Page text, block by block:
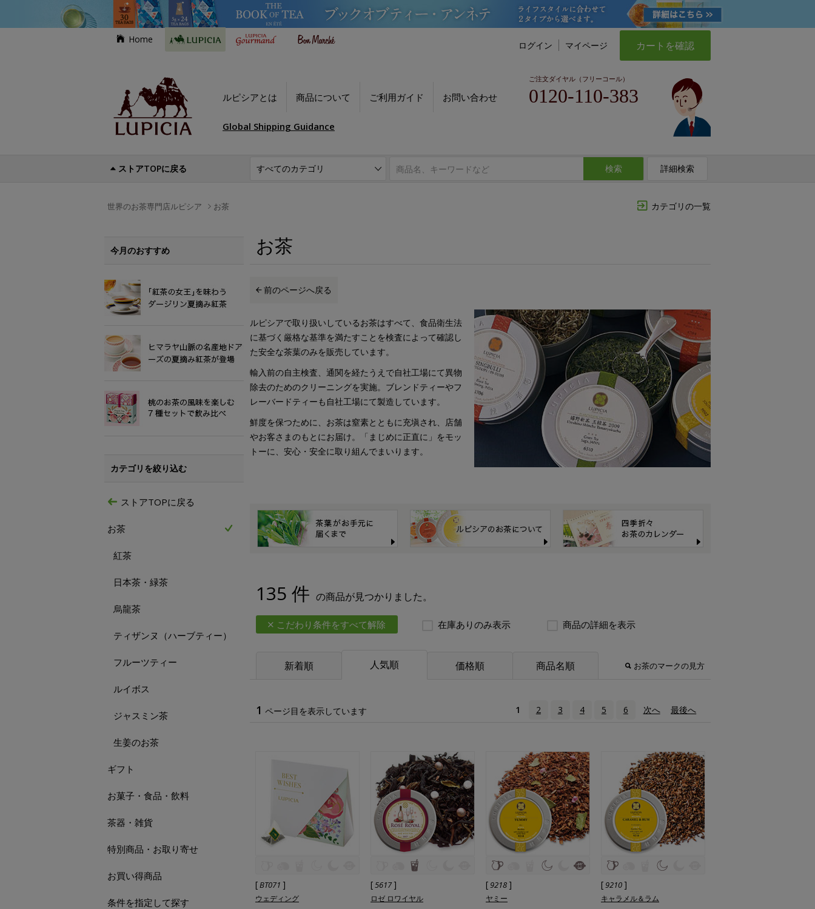
Home
ログイン マイページ カートを確認
ルピシアとは 商品について ご利用ガイド お問い合わせ
ご注文ダイヤル（フリーコール）
0120-110-383
Global Shipping Guidance
ストアTOPに戻る 検索 詳細検索
カテゴリの一覧
世界のお茶専門店ルピシア お茶
お茶
前のページへ戻る
ルピシアで取り扱いしているお茶はすべて、食品衛生法
に基づく厳格な基準を満たすことを検査によって確認し
た安全な茶葉のみを販売しています。
輸入前の自主検査、通関を経たうえで自社工場にて異物
除去のためのクリーニングを実施。ブレンドティーやフ
レーバードティーも自社工場にて製造しています。
鮮度を保つために、お茶は窒素とともに充塡され、店舗
やお客さまのもとにお届け。「まじめに正直に」をモッ
トーに、安心・安全に取り組んでまいります。
135 件 の商品が見つかりました。
こだわり条件をすべて解除 在庫ありのみ表示 商品の詳細を表示
新着順 人気順 価格順 商品名順 お茶のマークの見方
1 ページ目を表示しています 1 2 3 4 5 6 次へ 最後へ
[BT071 ]
ウェディング
[5617 ]
ロゼ ロワイヤル
[9218 ]
ヤミー
[9210 ]
キャラメル＆ラム
今月のおすすめ
カテゴリを絞り込む
ストアTOPに戻る
お茶
紅茶
日本茶・緑茶
烏龍茶
ティザンヌ（ハーブティー）
フルーツティー
ルイボス
ジャスミン茶
生姜のお茶
ギフト
お菓子・食品・飲料
茶器・雑貨
特別商品・お取り寄せ
お買い得商品
条件を指定して探す